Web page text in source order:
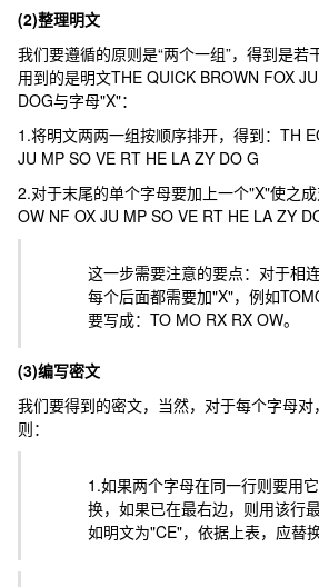
(2)整理明文
我们要遵循的原则是“两个一组”，得到是若
用到的是明文THE QUICK BROWN FOX
DOG与字母"X"：
1.将明文两两一组按顺序排开，得到：TH
JU MP SO VE RT HE LA ZY DO G
2.对于末尾的单个字母要加上一个"X"使之
OW NF OX JU MP SO VE RT HE LA ZY
这一步需要注意的要点：对于相
每个后面都需要加"X"，例如
要写成：TO MO RX RX OW。
(3)编写密文
我们要得到的密文，当然，对于每个字母
则：
1.如果两个字母在同一行则要用
换，如果已在最右边，则用该行
如明文为"CE"，依据上表，应替